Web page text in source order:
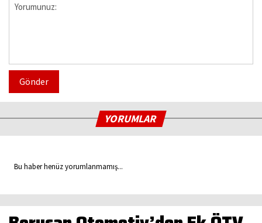
Gönder
YORUMLAR
Bu haber henüz yorumlanmamış...